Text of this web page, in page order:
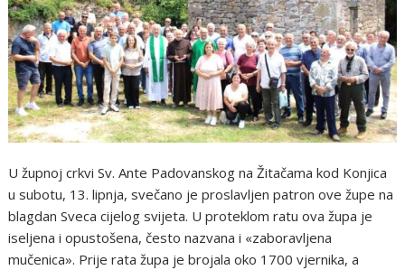
U župnoj crkvi Sv. Ante Padovanskog na Žitačama kod Konjica
u subotu, 13. lipnja, svečano je proslavljen patron ove župe na
blagdan Sveca cijelog svijeta. U proteklom ratu ova župa je
iseljena i opustošena, često nazvana i «zaboravljena
mučenica». Prije rata župa je brojala oko 1700 vjernika, a